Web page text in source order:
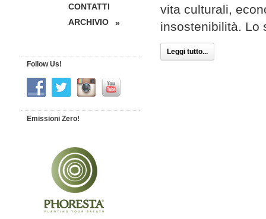
vita culturali,
insostenibilità. Lo
Leggi tutto...
CONTATTI
ARCHIVIO
»
Follow Us!
Emissioni Zero!